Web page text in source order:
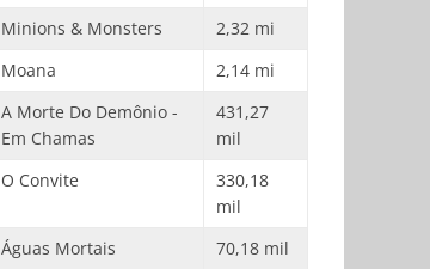
Minions & Monsters
2,32 mi
Moana
2,14 mi
A Morte Do Demônio -
Em Chamas
431,27
mil
O Convite
330,18
mil
Águas Mortais
70,18 mil